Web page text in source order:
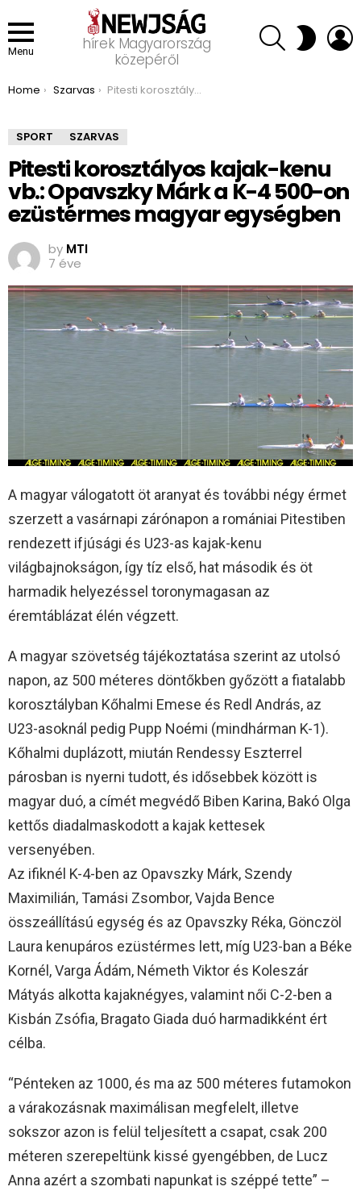
Menu
hírek Magyarország
közepéről
SEARCH SWITCH
SKIN
You are here:
Home Szarvas Pitesti korosztályos kajak-kenu vb.: Opavszky Márk a K-4 500-on ezüstérmes magyar egységben
SPORT SZARVAS
Pitesti korosztályos kajak-kenu
vb.: Opavszky Márk a K-4 500-on
ezüstérmes magyar egységben
by MTI
7 éve
A magyar válogatott öt aranyat és további négy érmet
szerzett a vasárnapi zárónapon a romániai Pitestiben
rendezett ifjúsági és U23-as kajak-kenu
világbajnokságon, így tíz első, hat második és öt
harmadik helyezéssel toronymagasan az
éremtáblázat élén végzett.
A magyar szövetség tájékoztatása szerint az utolsó
napon, az 500 méteres döntőkben győzött a fiatalabb
korosztályban Kőhalmi Emese és Redl András, az
U23-asoknál pedig Pupp Noémi (mindhárman K-1).
Kőhalmi duplázott, miután Rendessy Eszterrel
párosban is nyerni tudott, és idősebbek között is
magyar duó, a címét megvédő Biben Karina, Bakó Olga
kettős diadalmaskodott a kajak kettesek
versenyében.
Az ifiknél K-4-ben az Opavszky Márk, Szendy
Maximilián, Tamási Zsombor, Vajda Bence
összeállítású egység és az Opavszky Réka, Gönczöl
Laura kenupáros ezüstérmes lett, míg U23-ban a Béke
Kornél, Varga Ádám, Németh Viktor és Koleszár
Mátyás alkotta kajaknégyes, valamint női C-2-ben a
Kisbán Zsófia, Bragato Giada duó harmadikként ért
célba.
“Pénteken az 1000, és ma az 500 méteres futamokon
a várakozásnak maximálisan megfelelt, illetve
sokszor azon is felül teljesített a csapat, csak 200
méteren szerepeltünk kissé gyengébben, de Lucz
Anna azért a szombati napunkat is széppé tette” –